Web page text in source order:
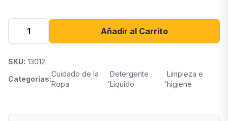
Añadir al Carrito
SKU: 13012
Categorías:
Cuidado de la
Ropa
,
Detergente
Líquido
Limpieza e
higiene